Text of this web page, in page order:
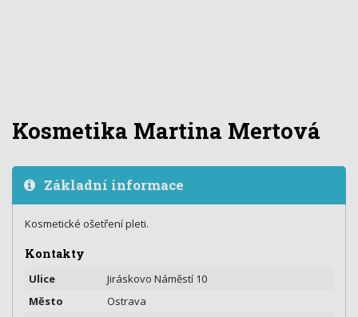
Kosmetika Martina Mertová
Základní informace
Kosmetické ošetření pleti.
Kontakty
Ulice
Jiráskovo Náměstí 10
Město
Ostrava